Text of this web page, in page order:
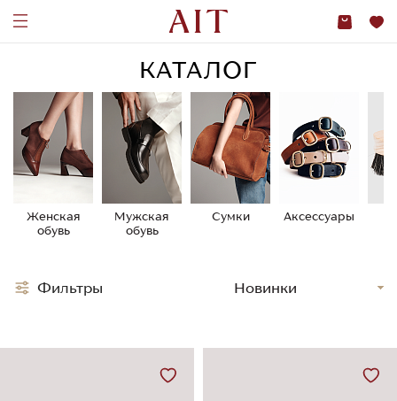
КАТАЛОГ
Женская
обувь
Мужская
обувь
Сумки Аксессуары
Фильтры